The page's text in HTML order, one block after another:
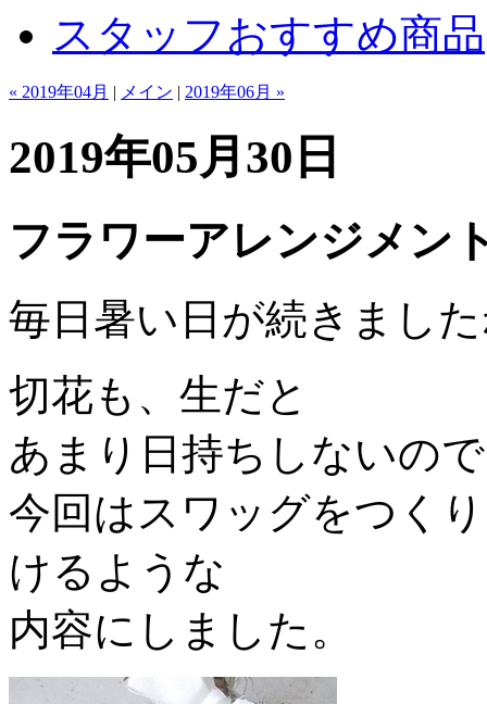
スタッフおすすめ商品
« 2019年04月 | メイン | 2019年06月 »
2019年05月30日
フラワーアレンジメン
毎日暑い日が続きまし
切花も、生だと
あまり日持ちしないので
今回はスワッグをつく
けるような
内容にしました。